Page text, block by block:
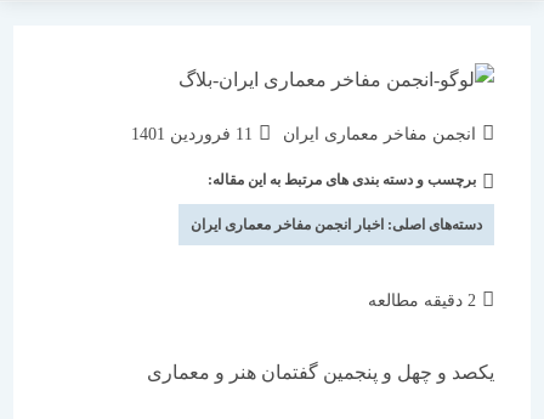
انجمن مفاخر معماری ایران
نوشته
شده
است:
11 فروردین 1401
برچسب و دسته بندی های مرتبط به این مقاله:
دسته‌های اصلی:اخبار انجمن مفاخر معماری ایران
یکصد و چهل و پنجمین گفتمان هنر و معماری